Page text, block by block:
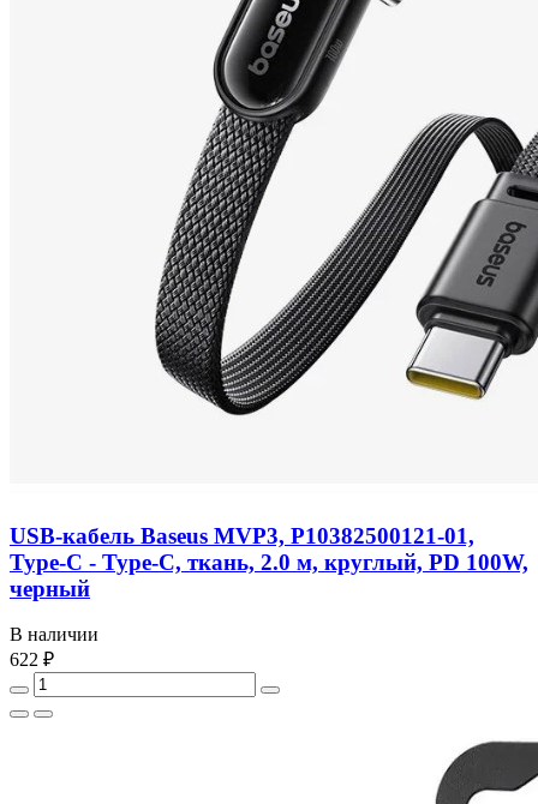
USB-кабель Baseus MVP3, P10382500121-01,
Type-C - Type-C, ткань, 2.0 м, круглый, PD 100W,
черный
В наличии
622 ₽